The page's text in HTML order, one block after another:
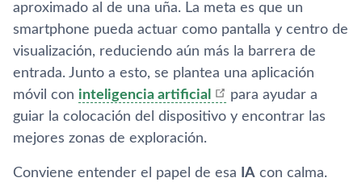
aproximado al de una uña. La meta es que un
smartphone pueda actuar como pantalla y centro de
visualización, reduciendo aún más la barrera de
entrada. Junto a esto, se plantea una aplicación
móvil con inteligencia artificial
para ayudar a
guiar la colocación del dispositivo y encontrar las
mejores zonas de exploración.
Conviene entender el papel de esa IA con calma.